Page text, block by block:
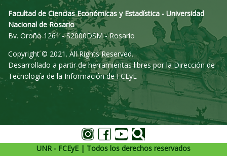
Facultad de Ciencias Económicas y Estadística - Universidad
Nacional de Rosario
Bv. Oroño 1261 - S2000DSM - Rosario
Copyright © 2021. All Rights Reserved.
Desarrollado a partir de herramientas libres por la Dirección de
Tecnología de la Información de FCEyE
UNR - FCEyE | Todos los derechos reservados